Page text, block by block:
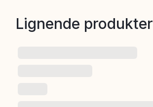
Lignende produkter